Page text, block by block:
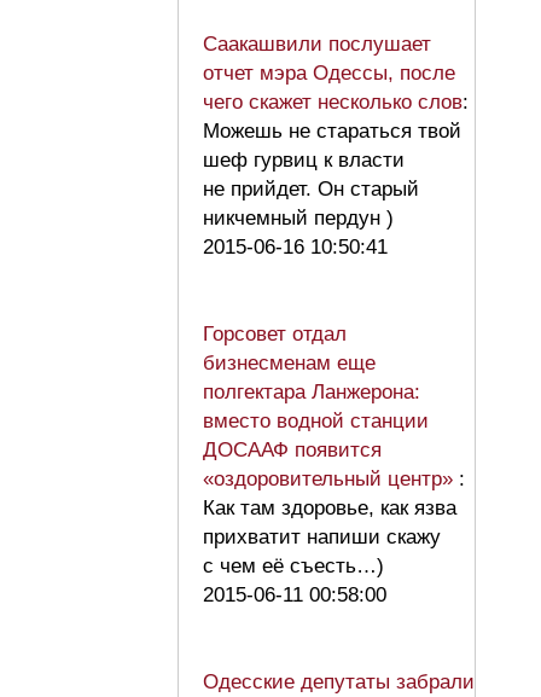
Саакашвили послушает
отчет мэра Одессы, после
чего скажет несколько слов:
Можешь не стараться твой
шеф гурвиц к власти
не прийдет. Он старый
никчемный пердун )
2015-06-16 10:50:41
Горсовет отдал
бизнесменам еще
полгектара Ланжерона:
вместо водной станции
ДОСААФ появится
«оздоровительный центр» :
Как там здоровье, как язва
прихватит напиши скажу
с чем её съесть…)
2015-06-11 00:58:00
Одесские депутаты забрали